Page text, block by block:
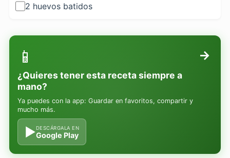
2 huevos batidos
📱
¿Quieres tener esta receta siempre a
mano?
Ya puedes con la app: Guardar en favoritos, compartir y
mucho más.
▶DESCÁRGALA EN
Google Play
→